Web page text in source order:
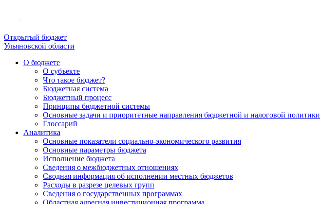
Открытый бюджет
Ульяновской области
О бюджете
О субъекте
Что такое бюджет?
Бюджетная система
Бюджетный процесс
Принципы бюджетной системы
Основные задачи и приоритетные направления бюджетной и налоговой политики
Глоссарий
Аналитика
Основные показатели социально-экономического развития
Основные параметры бюджета
Исполнение бюджета
Сведения о межбюджетных отношениях
Сводная информация об исполнении местных бюджетов
Расходы в разрезе целевых групп
Сведения о государственных программах
Областная адресная инвестиционная программа